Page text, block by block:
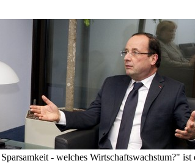
- welches Wirtschaftswachstum?"